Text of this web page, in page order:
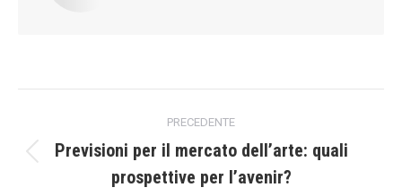
tra
PRECEDENTE
precedente:
Previsioni per il mercato dell’arte: quali
prospettive per l’avenir?